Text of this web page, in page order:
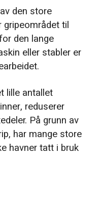
den store
gripeområdet til
den lange
eller stabler er
lille antallet
reduserer
På grunn av
har mange store
havner tatt i bruk